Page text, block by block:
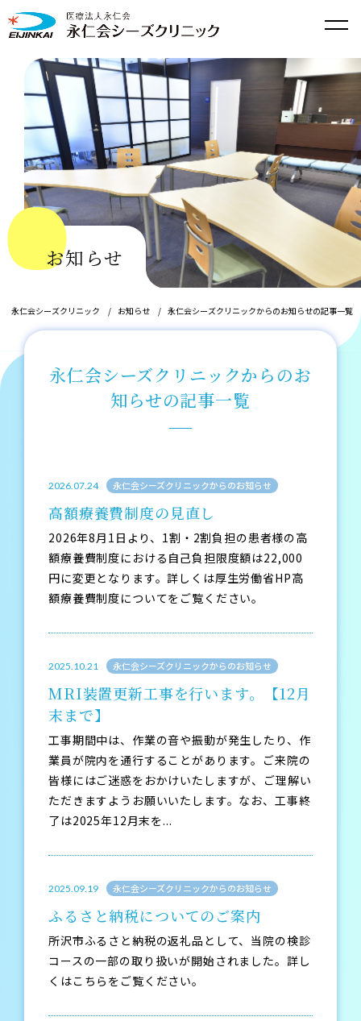
お知らせ
永仁会シーズクリニック お知らせ 永仁会シーズクリニックからのお知らせの記事一覧
永仁会シーズクリニックからのお
知らせの記事一覧
2026.07.24 永仁会シーズクリニックからのお知らせ
高額療養費制度の見直し
2026年8月1日より、1割・2割負担の患者様の高
額療養費制度における自己負担限度額は22,000
円に変更となります。詳しくは厚生労働省HP高
額療養費制度についてをご覧ください。
2025.10.21 永仁会シーズクリニックからのお知らせ
MRI装置更新工事を行います。【12月
末まで】
工事期間中は、作業の音や振動が発生したり、作
業員が院内を通行することがあります。ご来院の
皆様にはご迷惑をおかけいたしますが、ご理解い
ただきますようお願いいたします。なお、工事終
了は2025年12月末を...
2025.09.19 永仁会シーズクリニックからのお知らせ
ふるさと納税についてのご案内
所沢市ふるさと納税の返礼品として、当院の検診
コースの一部の取り扱いが開始されました。詳し
くはこちらをご覧ください。